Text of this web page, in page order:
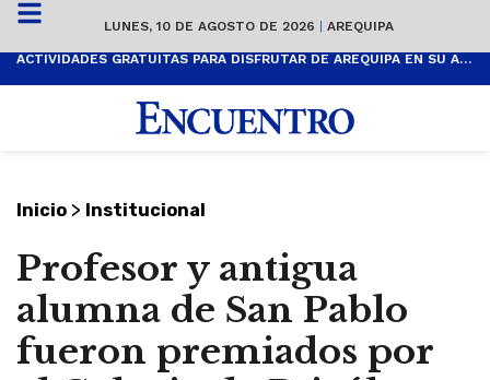
LUNES, 10 DE AGOSTO DE 2026 | AREQUIPA
ACTIVIDADES GRATUITAS PARA DISFRUTAR DE AREQUIPA EN SU ANIVERSARIO
Inicio > Institucional
Profesor y antigua
alumna de San Pablo
fueron premiados por